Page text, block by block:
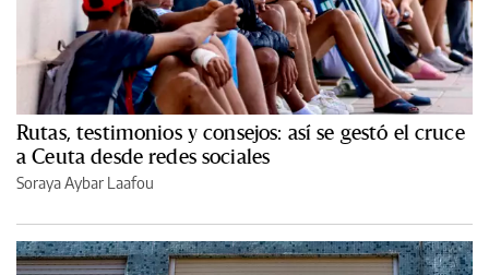
Rutas, testimonios y consejos: así se gestó el cruce
a Ceuta desde redes sociales
Soraya Aybar Laafou